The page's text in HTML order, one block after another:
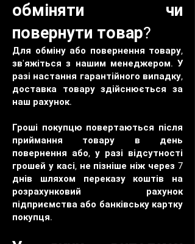
обміняти чи
повернути товар?
Для обміну або повернення товару,
зв'яжіться з нашим менеджером. У
разі настання гарантійного випадку,
доставка товару здійснюється за
наш рахунок.
Гроші покупцю повертаються після
приймання товару в день
повернення або, у разі відсутності
грошей у касі, не пізніше ніж через 7
днів шляхом переказу коштів на
розрахунковий рахунок
підприємства або банківську картку
покупця.